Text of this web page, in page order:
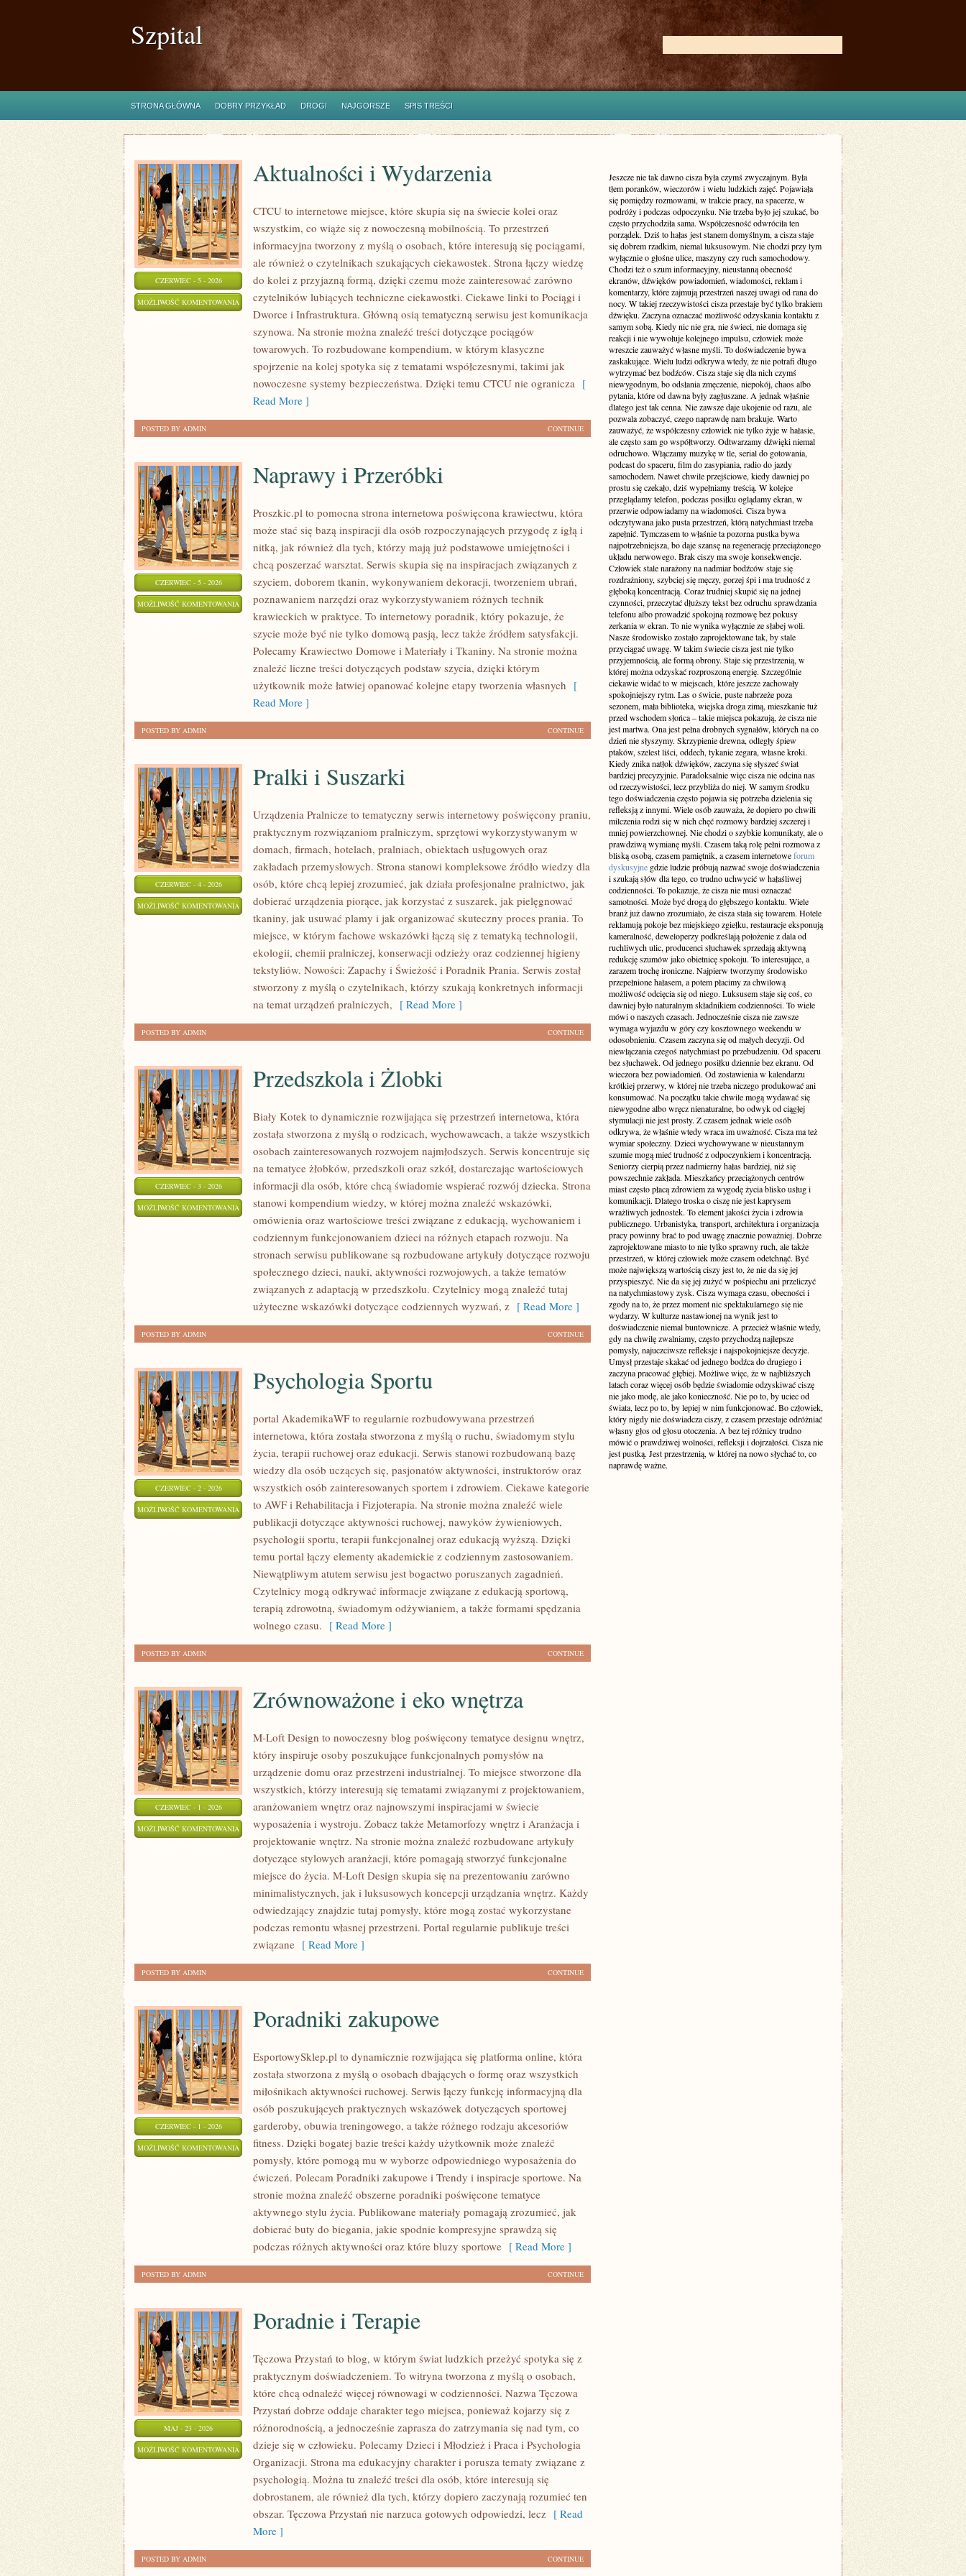
Szpital
STRONA GŁÓWNA DOBRY PRZYKŁAD DROGI NAJGORSZE SPIS TREŚCI
CZERWIEC - 5 - 2026
MOŻLIWOŚĆ KOMENTOWANIA AKTUALNOŚCI
WYDARZENIA
Aktualności i Wydarzenia
CTCU to internetowe miejsce, które skupia się na świecie kolei oraz
wszystkim, co wiąże się z nowoczesną mobilnością. To przestrzeń
informacyjna tworzony z myślą o osobach, które interesują się pociągami,
ale również o czytelnikach szukających ciekawostek. Strona łączy wiedzę
do kolei z przyjazną formą, dzięki czemu może zainteresować zarówno
czytelników lubiących techniczne ciekawostki. Ciekawe linki to Pociągi i
Dworce i Infrastruktura. Główną osią tematyczną serwisu jest komunikacja
szynowa. Na stronie można znaleźć treści dotyczące pociągów
towarowych. To rozbudowane kompendium, w którym klasyczne
spojrzenie na kolej spotyka się z tematami współczesnymi, takimi jak
nowoczesne systemy bezpieczeństwa. Dzięki temu CTCU nie ogranicza [
Read More ]
CONTINUE
POSTED BY ADMIN
CZERWIEC - 5 - 2026
MOŻLIWOŚĆ KOMENTOWANIA NAPRAWY
PRZERÓBKI
Naprawy i Przeróbki
Proszkic.pl to pomocna strona internetowa poświęcona krawiectwu, która
może stać się bazą inspiracji dla osób rozpoczynających przygodę z igłą i
nitką, jak również dla tych, którzy mają już podstawowe umiejętności i
chcą poszerzać warsztat. Serwis skupia się na inspiracjach związanych z
szyciem, doborem tkanin, wykonywaniem dekoracji, tworzeniem ubrań,
poznawaniem narzędzi oraz wykorzystywaniem różnych technik
krawieckich w praktyce. To internetowy poradnik, który pokazuje, że
szycie może być nie tylko domową pasją, lecz także źródłem satysfakcji.
Polecamy Krawiectwo Domowe i Materiały i Tkaniny. Na stronie można
znaleźć liczne treści dotyczących podstaw szycia, dzięki którym
użytkownik może łatwiej opanować kolejne etapy tworzenia własnych [
Read More ]
CONTINUE
POSTED BY ADMIN
CZERWIEC - 4 - 2026
MOŻLIWOŚĆ KOMENTOWANIA PRALKI
SUSZARKI
Pralki i Suszarki
Urządzenia Pralnicze to tematyczny serwis internetowy poświęcony praniu,
praktycznym rozwiązaniom pralniczym, sprzętowi wykorzystywanym w
domach, firmach, hotelach, pralniach, obiektach usługowych oraz
zakładach przemysłowych. Strona stanowi kompleksowe źródło wiedzy dla
osób, które chcą lepiej zrozumieć, jak działa profesjonalne pralnictwo, jak
dobierać urządzenia piorące, jak korzystać z suszarek, jak pielęgnować
tkaniny, jak usuwać plamy i jak organizować skuteczny proces prania. To
miejsce, w którym fachowe wskazówki łączą się z tematyką technologii,
ekologii, chemii pralniczej, konserwacji odzieży oraz codziennej higieny
tekstyliów. Nowości: Zapachy i Świeżość i Poradnik Prania. Serwis został
stworzony z myślą o czytelnikach, którzy szukają konkretnych informacji
na temat urządzeń pralniczych, [ Read More ]
CONTINUE
POSTED BY ADMIN
CZERWIEC - 3 - 2026
MOŻLIWOŚĆ KOMENTOWANIA PRZEDSZKOLA
ŻLOBKI
Przedszkola i Żlobki
Biały Kotek to dynamicznie rozwijająca się przestrzeń internetowa, która
została stworzona z myślą o rodzicach, wychowawcach, a także wszystkich
osobach zainteresowanych rozwojem najmłodszych. Serwis koncentruje się
na tematyce żłobków, przedszkoli oraz szkół, dostarczając wartościowych
informacji dla osób, które chcą świadomie wspierać rozwój dziecka. Strona
stanowi kompendium wiedzy, w której można znaleźć wskazówki,
omówienia oraz wartościowe treści związane z edukacją, wychowaniem i
codziennym funkcjonowaniem dzieci na różnych etapach rozwoju. Na
stronach serwisu publikowane są rozbudowane artykuły dotyczące rozwoju
społecznego dzieci, nauki, aktywności rozwojowych, a także tematów
związanych z adaptacją w przedszkolu. Czytelnicy mogą znaleźć tutaj
użyteczne wskazówki dotyczące codziennych wyzwań, z [ Read More ]
CONTINUE
POSTED BY ADMIN
CZERWIEC - 2 - 2026
MOŻLIWOŚĆ KOMENTOWANIA PSYCHOLOGIA
SPORTU
Psychologia Sportu
portal AkademikaWF to regularnie rozbudowywana przestrzeń
internetowa, która została stworzona z myślą o ruchu, świadomym stylu
życia, terapii ruchowej oraz edukacji. Serwis stanowi rozbudowaną bazę
wiedzy dla osób uczących się, pasjonatów aktywności, instruktorów oraz
wszystkich osób zainteresowanych sportem i zdrowiem. Ciekawe kategorie
to AWF i Rehabilitacja i Fizjoterapia. Na stronie można znaleźć wiele
publikacji dotyczące aktywności ruchowej, nawyków żywieniowych,
psychologii sportu, terapii funkcjonalnej oraz edukacją wyższą. Dzięki
temu portal łączy elementy akademickie z codziennym zastosowaniem.
Niewątpliwym atutem serwisu jest bogactwo poruszanych zagadnień.
Czytelnicy mogą odkrywać informacje związane z edukacją sportową,
terapią zdrowotną, świadomym odżywianiem, a także formami spędzania
wolnego czasu. [ Read More ]
CONTINUE
POSTED BY ADMIN
CZERWIEC - 1 - 2026
MOŻLIWOŚĆ KOMENTOWANIA ZRÓWNOWAŻONE
WNĘTRZA
Zrównoważone i eko wnętrza
M-Loft Design to nowoczesny blog poświęcony tematyce designu wnętrz,
który inspiruje osoby poszukujące funkcjonalnych pomysłów na
urządzenie domu oraz przestrzeni industrialnej. To miejsce stworzone dla
wszystkich, którzy interesują się tematami związanymi z projektowaniem,
aranżowaniem wnętrz oraz najnowszymi inspiracjami w świecie
wyposażenia i wystroju. Zobacz także Metamorfozy wnętrz i Aranżacja i
projektowanie wnętrz. Na stronie można znaleźć rozbudowane artykuły
dotyczące stylowych aranżacji, które pomagają stworzyć funkcjonalne
miejsce do życia. M-Loft Design skupia się na prezentowaniu zarówno
minimalistycznych, jak i luksusowych koncepcji urządzania wnętrz. Każdy
odwiedzający znajdzie tutaj pomysły, które mogą zostać wykorzystane
podczas remontu własnej przestrzeni. Portal regularnie publikuje treści
związane [ Read More ]
CONTINUE
POSTED BY ADMIN
CZERWIEC - 1 - 2026
MOŻLIWOŚĆ KOMENTOWANIA PORADNIKI
ZAKUPOWE
Poradniki zakupowe
EsportowySklep.pl to dynamicznie rozwijająca się platforma online, która
została stworzona z myślą o osobach dbających o formę oraz wszystkich
miłośnikach aktywności ruchowej. Serwis łączy funkcję informacyjną dla
osób poszukujących praktycznych wskazówek dotyczących sportowej
garderoby, obuwia treningowego, a także różnego rodzaju akcesoriów
fitness. Dzięki bogatej bazie treści każdy użytkownik może znaleźć
pomysły, które pomogą mu w wyborze odpowiedniego wyposażenia do
ćwiczeń. Polecam Poradniki zakupowe i Trendy i inspiracje sportowe. Na
stronie można znaleźć obszerne poradniki poświęcone tematyce
aktywnego stylu życia. Publikowane materiały pomagają zrozumieć, jak
dobierać buty do biegania, jakie spodnie kompresyjne sprawdzą się
podczas różnych aktywności oraz które bluzy sportowe [ Read More ]
CONTINUE
POSTED BY ADMIN
MAJ - 23 - 2026
MOŻLIWOŚĆ KOMENTOWANIA PORADNIE
TERAPIE
Poradnie i Terapie
Tęczowa Przystań to blog, w którym świat ludzkich przeżyć spotyka się z
praktycznym doświadczeniem. To witryna tworzona z myślą o osobach,
które chcą odnaleźć więcej równowagi w codzienności. Nazwa Tęczowa
Przystań dobrze oddaje charakter tego miejsca, ponieważ kojarzy się z
różnorodnością, a jednocześnie zaprasza do zatrzymania się nad tym, co
dzieje się w człowieku. Polecamy Dzieci i Młodzież i Praca i Psychologia
Organizacji. Strona ma edukacyjny charakter i porusza tematy związane z
psychologią. Można tu znaleźć treści dla osób, które interesują się
dobrostanem, ale również dla tych, którzy dopiero zaczynają rozumieć ten
obszar. Tęczowa Przystań nie narzuca gotowych odpowiedzi, lecz [ Read
More ]
CONTINUE
POSTED BY ADMIN
Jeszcze nie tak dawno cisza była czymś zwyczajnym. Była
tłem poranków, wieczorów i wielu ludzkich zajęć. Pojawiała
się pomiędzy rozmowami, w trakcie pracy, na spacerze, w
podróży i podczas odpoczynku. Nie trzeba było jej szukać, bo
często przychodziła sama. Współczesność odwróciła ten
porządek. Dziś to hałas jest stanem domyślnym, a cisza staje
się dobrem rzadkim, niemal luksusowym. Nie chodzi przy tym
wyłącznie o głośne ulice, maszyny czy ruch samochodowy.
Chodzi też o szum informacyjny, nieustanną obecność
ekranów, dźwięków powiadomień, wiadomości, reklam i
komentarzy, które zajmują przestrzeń naszej uwagi od rana do
nocy. W takiej rzeczywistości cisza przestaje być tylko brakiem
dźwięku. Zaczyna oznaczać możliwość odzyskania kontaktu z
samym sobą. Kiedy nic nie gra, nie świeci, nie domaga się
reakcji i nie wywołuje kolejnego impulsu, człowiek może
wreszcie zauważyć własne myśli. To doświadczenie bywa
zaskakujące. Wielu ludzi odkrywa wtedy, że nie potrafi długo
wytrzymać bez bodźców. Cisza staje się dla nich czymś
niewygodnym, bo odsłania zmęczenie, niepokój, chaos albo
pytania, które od dawna były zagłuszane. A jednak właśnie
dlatego jest tak cenna. Nie zawsze daje ukojenie od razu, ale
pozwala zobaczyć, czego naprawdę nam brakuje. Warto
zauważyć, że współczesny człowiek nie tylko żyje w hałasie,
ale często sam go współtworzy. Odtwarzamy dźwięki niemal
odruchowo. Włączamy muzykę w tle, serial do gotowania,
podcast do spaceru, film do zasypiania, radio do jazdy
samochodem. Nawet chwile przejściowe, kiedy dawniej po
prostu się czekało, dziś wypełniamy treścią. W kolejce
przeglądamy telefon, podczas posiłku oglądamy ekran, w
przerwie odpowiadamy na wiadomości. Cisza bywa
odczytywana jako pusta przestrzeń, którą natychmiast trzeba
zapełnić. Tymczasem to właśnie ta pozorna pustka bywa
najpotrzebniejsza, bo daje szansę na regenerację przeciążonego
układu nerwowego. Brak ciszy ma swoje konsekwencje.
Człowiek stale narażony na nadmiar bodźców staje się
rozdrażniony, szybciej się męczy, gorzej śpi i ma trudność z
głęboką koncentracją. Coraz trudniej skupić się na jednej
czynności, przeczytać dłuższy tekst bez odruchu sprawdzania
telefonu albo prowadzić spokojną rozmowę bez pokusy
zerkania w ekran. To nie wynika wyłącznie ze słabej woli.
Nasze środowisko zostało zaprojektowane tak, by stale
przyciągać uwagę. W takim świecie cisza jest nie tylko
przyjemnością, ale formą obrony. Staje się przestrzenią, w
której można odzyskać rozproszoną energię. Szczególnie
ciekawie widać to w miejscach, które jeszcze zachowały
spokojniejszy rytm. Las o świcie, puste nabrzeże poza
sezonem, mała biblioteka, wiejska droga zimą, mieszkanie tuż
przed wschodem słońca – takie miejsca pokazują, że cisza nie
jest martwa. Ona jest pełna drobnych sygnałów, których na co
dzień nie słyszymy. Skrzypienie drewna, odległy śpiew
ptaków, szelest liści, oddech, tykanie zegara, własne kroki.
Kiedy znika natłok dźwięków, zaczyna się słyszeć świat
bardziej precyzyjnie. Paradoksalnie więc cisza nie odcina nas
od rzeczywistości, lecz przybliża do niej. W samym środku
tego doświadczenia często pojawia się potrzeba dzielenia się
refleksją z innymi. Wiele osób zauważa, że dopiero po chwili
milczenia rodzi się w nich chęć rozmowy bardziej szczerej i
mniej powierzchownej. Nie chodzi o szybkie komunikaty, ale o
prawdziwą wymianę myśli. Czasem taką rolę pełni rozmowa z
bliską osobą, czasem pamiętnik, a czasem internetoweforum
dyskusyjne gdzie ludzie próbują nazwać swoje doświadczenia
i szukają słów dla tego, co trudno uchwycić w hałaśliwej
codzienności. To pokazuje, że cisza nie musi oznaczać
samotności. Może być drogą do głębszego kontaktu. Wiele
branż już dawno zrozumiało, że cisza stała się towarem. Hotele
reklamują pokoje bez miejskiego zgiełku, restauracje eksponują
kameralność, deweloperzy podkreślają położenie z dala od
ruchliwych ulic, producenci słuchawek sprzedają aktywną
redukcję szumów jako obietnicę spokoju. To interesujące, a
zarazem trochę ironiczne. Najpierw tworzymy środowisko
przepełnione hałasem, a potem płacimy za chwilową
możliwość odcięcia się od niego. Luksusem staje się coś, co
dawniej było naturalnym składnikiem codzienności. To wiele
mówi o naszych czasach. Jednocześnie cisza nie zawsze
wymaga wyjazdu w góry czy kosztownego weekendu w
odosobnieniu. Czasem zaczyna się od małych decyzji. Od
niewłączania czegoś natychmiast po przebudzeniu. Od spaceru
bez słuchawek. Od jednego posiłku dziennie bez ekranu. Od
wieczora bez powiadomień. Od zostawienia w kalendarzu
krótkiej przerwy, w której nie trzeba niczego produkować ani
konsumować. Na początku takie chwile mogą wydawać się
niewygodne albo wręcz nienaturalne, bo odwyk od ciągłej
stymulacji nie jest prosty. Z czasem jednak wiele osób
odkrywa, że właśnie wtedy wraca im uważność. Cisza ma też
wymiar społeczny. Dzieci wychowywane w nieustannym
szumie mogą mieć trudność z odpoczynkiem i koncentracją.
Seniorzy cierpią przez nadmierny hałas bardziej, niż się
powszechnie zakłada. Mieszkańcy przeciążonych centrów
miast często płacą zdrowiem za wygodę życia blisko usług i
komunikacji. Dlatego troska o ciszę nie jest kaprysem
wrażliwych jednostek. To element jakości życia i zdrowia
publicznego. Urbanistyka, transport, architektura i organizacja
pracy powinny brać to pod uwagę znacznie poważniej. Dobrze
zaprojektowane miasto to nie tylko sprawny ruch, ale także
przestrzeń, w której człowiek może czasem odetchnąć. Być
może największą wartością ciszy jest to, że nie da się jej
przyspieszyć. Nie da się jej zużyć w pośpiechu ani przeliczyć
na natychmiastowy zysk. Cisza wymaga czasu, obecności i
zgody na to, że przez moment nic spektakularnego się nie
wydarzy. W kulturze nastawionej na wynik jest to
doświadczenie niemal buntownicze. A przecież właśnie wtedy,
gdy na chwilę zwalniamy, często przychodzą najlepsze
pomysły, najuczciwsze refleksje i najspokojniejsze decyzje.
Umysł przestaje skakać od jednego bodźca do drugiego i
zaczyna pracować głębiej. Możliwe więc, że w najbliższych
latach coraz więcej osób będzie świadomie odzyskiwać ciszę
nie jako modę, ale jako konieczność. Nie po to, by uciec od
świata, lecz po to, by lepiej w nim funkcjonować. Bo człowiek,
który nigdy nie doświadcza ciszy, z czasem przestaje odróżniać
własny głos od głosu otoczenia. A bez tej różnicy trudno
mówić o prawdziwej wolności, refleksji i dojrzałości. Cisza nie
jest pustką. Jest przestrzenią, w której na nowo słychać to, co
naprawdę ważne.